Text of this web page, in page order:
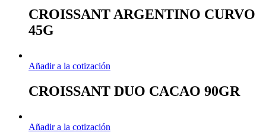
CROISSANT ARGENTINO CURVO
45G
Añadir a la cotización
CROISSANT DUO CACAO 90GR
Añadir a la cotización